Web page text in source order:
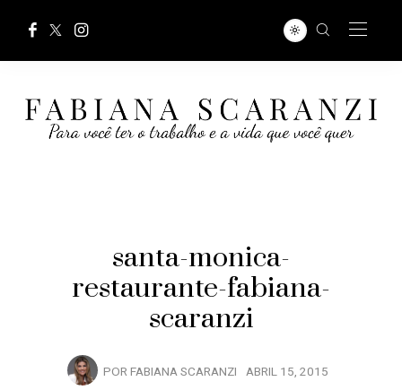
santa-monica-
restaurante-fabiana-
scaranzi
POR FABIANA SCARANZI ABRIL 15, 2015